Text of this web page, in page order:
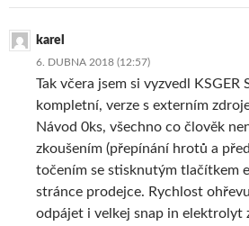
karel
6. DUBNA 2018 (12:57)
Tak včera jsem si vyzvedl KSGER
kompletní, verze s externím
Návod 0ks, všechno co člověk
zkoušením (přepínání hrotů a
točením se stisknutým tlačítkem
stránce prodejce. Rychlost
odpájet i velkej snap in elektrolyt